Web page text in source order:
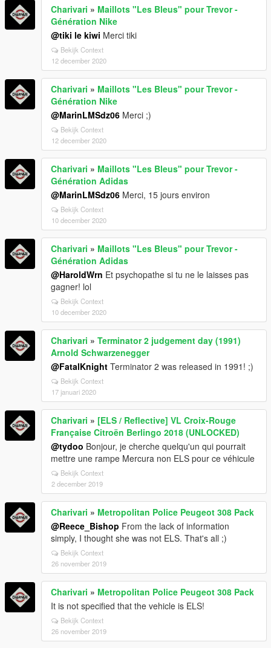
Charivari » Maillots "Les Bleus" pour Trevor -
Génération Nike
@tiki le kiwi Merci tiki
Bekijk Context
12 december 2020
Charivari » Maillots "Les Bleus" pour Trevor -
Génération Nike
@MarinLMSdz06 Merci ;)
Bekijk Context
12 december 2020
Charivari » Maillots "Les Bleus" pour Trevor -
Génération Adidas
@MarinLMSdz06 Merci, 15 jours environ
Bekijk Context
10 december 2020
Charivari » Maillots "Les Bleus" pour Trevor -
Génération Adidas
@HaroldWrn Et psychopathe si tu ne le laisses pas
gagner! lol
Bekijk Context
10 december 2020
Charivari » Terminator 2 judgement day (1991)
Arnold Schwarzenegger
@FatalKnight Terminator 2 was released in 1991! ;)
Bekijk Context
17 januari 2020
Charivari » [ELS / Reflective] VL Croix-Rouge
Française Citroën Berlingo 2018 (UNLOCKED)
@tydoo Bonjour, je cherche quelqu'un qui pourrait
mettre une rampe Mercura non ELS pour ce véhicule
Bekijk Context
2 december 2019
Charivari » Metropolitan Police Peugeot 308 Pack
@Reece_Bishop From the lack of information
simply, I thought she was not ELS. That's all ;)
Bekijk Context
26 november 2019
Charivari » Metropolitan Police Peugeot 308 Pack
It is not specified that the vehicle is ELS!
Bekijk Context
26 november 2019